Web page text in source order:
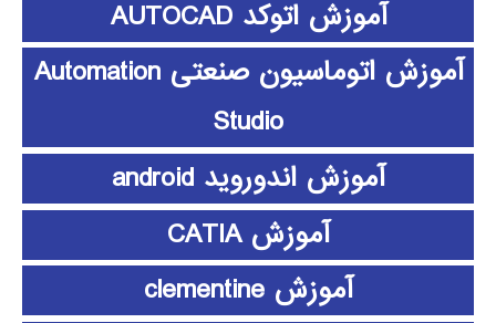
آموزش اتوکد AUTOCAD
آموزش اتوماسیون صنعتی Automation
Studio
آموزش اندوروید android
آموزش CATIA
آموزش clementine